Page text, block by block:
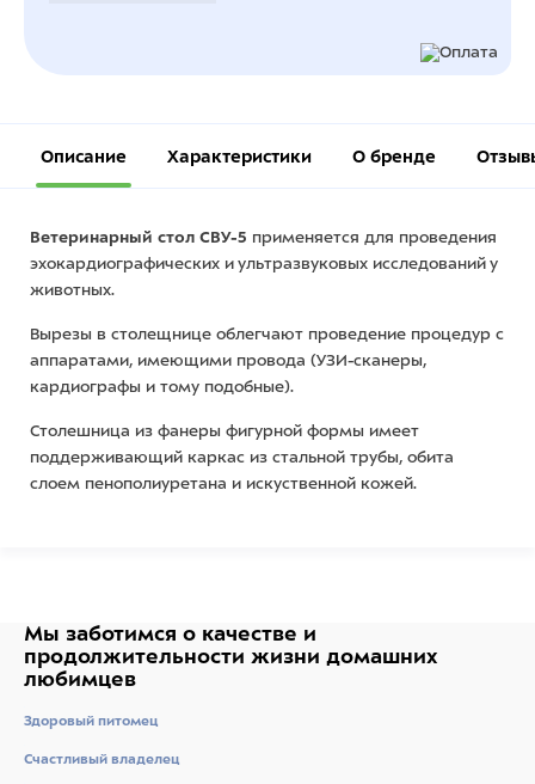
Описание Характеристики О бренде
Ветеринарный стол СВУ-5 применяется для проведения
эхокардиографических и ультразвуковых исследований у
животных.
Вырезы в столещнице облегчают проведение процедур с
аппаратами, имеющими провода (УЗИ-сканеры,
кардиографы и тому подобные).
Столешница из фанеры фигурной формы имеет
поддерживающий каркас из стальной трубы, обита
слоем пенополиуретана и искуственной кожей.
виде.
Основные характеристики:
порошковым покрытием.
Цвет каркаса: белый.
Мы заботимся о качестве и
продолжительности жизни домашних
любимцев
Здоровый питомец
Счастливый владелец